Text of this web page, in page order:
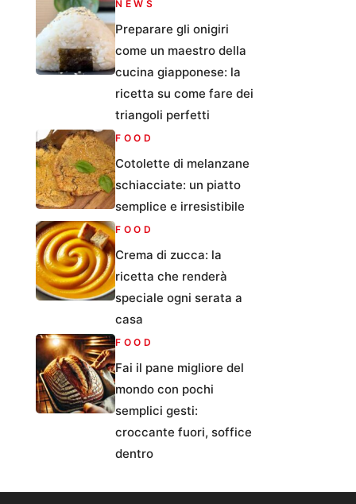
NEWS
Preparare gli onigiri
come un maestro della
cucina giapponese: la
ricetta su come fare dei
triangoli perfetti
FOOD
Cotolette di melanzane
schiacciate: un piatto
semplice e irresistibile
FOOD
Crema di zucca: la
ricetta che renderà
speciale ogni serata a
casa
FOOD
Fai il pane migliore del
mondo con pochi
semplici gesti:
croccante fuori, soffice
dentro